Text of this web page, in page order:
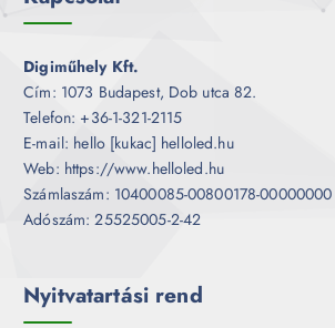
Digiműhely Kft.
Cím: 1073 Budapest, Dob utca 82.
Telefon: +36-1-321-2115
E-mail: hello [kukac] helloled.hu
Web: https://www.helloled.hu
Számlaszám: 10400085-00800178-00000000
Adószám: 25525005-2-42
Nyitvatartási rend